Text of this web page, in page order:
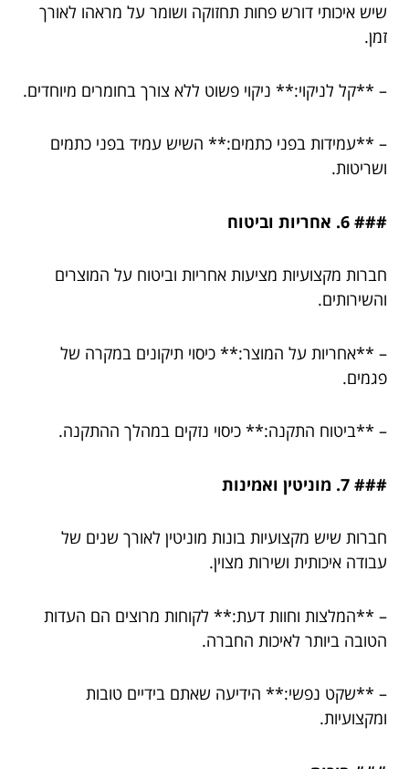
שיש איכותי דורש פחות תחזוקה ושומר על מראהו לאורך
זמן.
– **קל לניקוי:** ניקוי פשוט ללא צורך בחומרים מיוחדים.
– **עמידות בפני כתמים:** השיש עמיד בפני כתמים
ושריטות.
### 6. אחריות וביטוח
חברות מקצועיות מציעות אחריות וביטוח על המוצרים
והשירותים.
– **אחריות על המוצר:** כיסוי תיקונים במקרה של
פגמים.
– **ביטוח התקנה:** כיסוי נזקים במהלך ההתקנה.
### 7. מוניטין ואמינות
חברות שיש מקצועיות בונות מוניטין לאורך שנים של
עבודה איכותית ושירות מצוין.
– **המלצות וחוות דעת:** לקוחות מרוצים הם העדות
הטובה ביותר לאיכות החברה.
– **שקט נפשי:** הידיעה שאתם בידיים טובות
ומקצועיות.